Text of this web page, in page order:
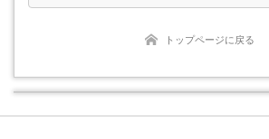
トップページに戻る